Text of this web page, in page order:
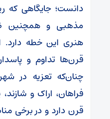
دانست؛ جایگاهی که
مذهبی و همچنین
هنری این خطه دارد.
قرن‌ها تداوم و
چنان‌که تعزیه در
فراهان، اراک و
قرن دارد و در برخی